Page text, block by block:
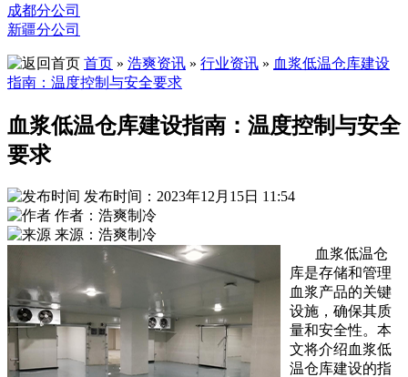
成都分公司
新疆分公司
首页 » 浩爽资讯 » 行业资讯 » 血浆低温仓库建设
指南：温度控制与安全要求
血浆低温仓库建设指南：温度控制与安全
要求
发布时间：2023年12月15日 11:54
作者：浩爽制冷
来源：浩爽制冷
血浆低温仓
库是存储和管理
血浆产品的关键
设施，确保其质
量和安全性。本
文将介绍血浆低
温仓库建设的指